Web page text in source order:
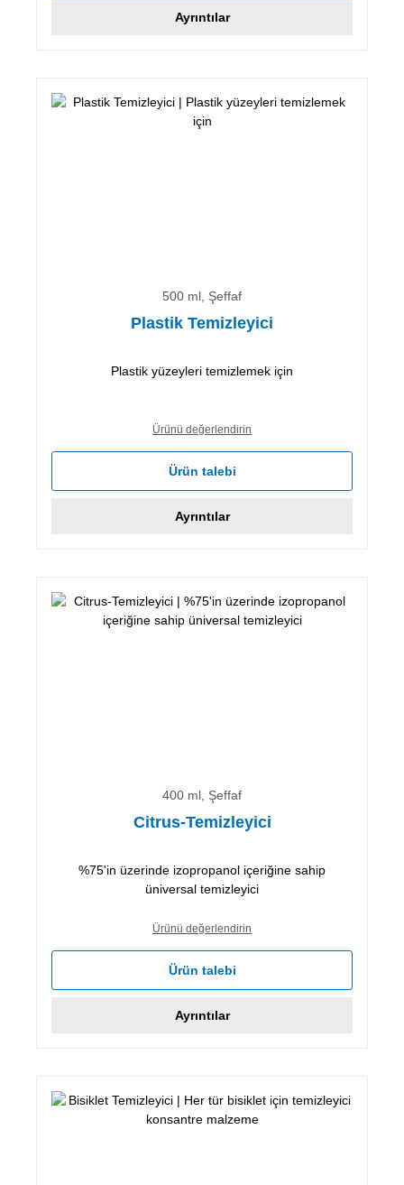
Ayrıntılar
500 ml, Şeffaf
Plastik Temizleyici
Plastik yüzeyleri temizlemek için
Ürünü değerlendirin
Ürün talebi
Ayrıntılar
400 ml, Şeffaf
Citrus-Temizleyici
%75'in üzerinde izopropanol içeriğine sahip
üniversal temizleyici
Ürünü değerlendirin
Ürün talebi
Ayrıntılar